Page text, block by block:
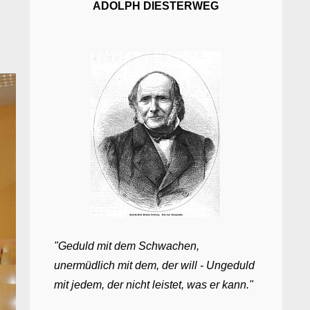
ADOLPH DIESTERWEG
"Geduld mit dem Schwachen,
unermüdlich mit dem, der will - Ungeduld
mit jedem, der nicht leistet, was er kann."